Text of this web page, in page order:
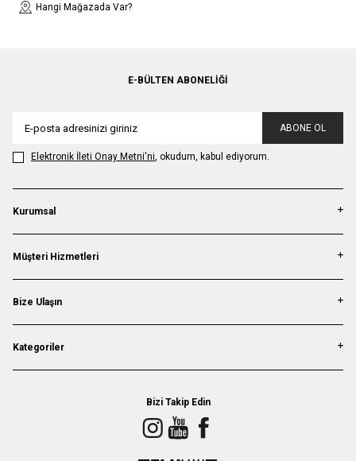
Hangi Mağazada Var?
E-BÜLTEN ABONELIĞI
ABONE OL
Elektronik İleti Onay Metni'ni, okudum, kabul ediyorum.
Kurumsal
Müşteri Hizmetleri
Bize Ulaşın
Kategoriler
Bizi Takip Edin